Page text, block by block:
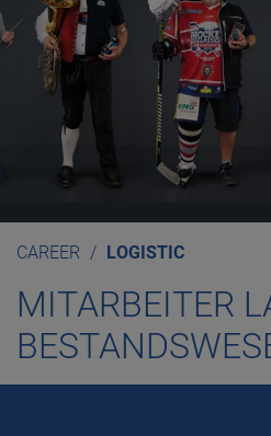
CAREER LOGISTIC
MITARBEITER